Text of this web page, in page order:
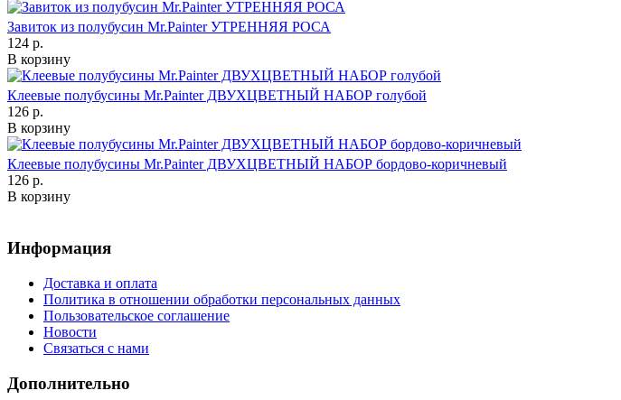
Завиток из полубусин Mr.Painter УТРЕННЯЯ РОСА
124 р.
В корзину
Клеевые полубусины Mr.Painter ДВУХЦВЕТНЫЙ НАБОР голубой
126 р.
В корзину
Клеевые полубусины Mr.Painter ДВУХЦВЕТНЫЙ НАБОР бордово-коричневый
126 р.
В корзину
Информация
Доставка и оплата
Политика в отношении обработки персональных данных
Пользовательское соглашение
Новости
Связаться с нами
Дополнительно